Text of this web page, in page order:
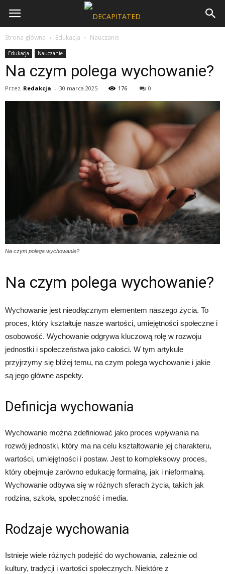
Strona główna Edukacja Nauczanie
Edukacja Nauczanie
Na czym polega wychowanie?
Przez Redakcja - 30 marca 2025 176 0
Na czym polega wychowanie?
Na czym polega wychowanie?
Wychowanie jest nieodłącznym elementem naszego życia. To
proces, który kształtuje nasze wartości, umiejętności społeczne i
osobowość. Wychowanie odgrywa kluczową rolę w rozwoju
jednostki i społeczeństwa jako całości. W tym artykule
przyjrzymy się bliżej temu, na czym polega wychowanie i jakie
są jego główne aspekty.
Definicja wychowania
Wychowanie można zdefiniować jako proces wpływania na
rozwój jednostki, który ma na celu kształtowanie jej charakteru,
wartości, umiejętności i postaw. Jest to kompleksowy proces,
który obejmuje zarówno edukację formalną, jak i nieformalną.
Wychowanie odbywa się w różnych sferach życia, takich jak
rodzina, szkoła, społeczność i media.
Rodzaje wychowania
Istnieje wiele różnych podejść do wychowania, zależnie od
kultury, tradycji i wartości społecznych. Niektóre z